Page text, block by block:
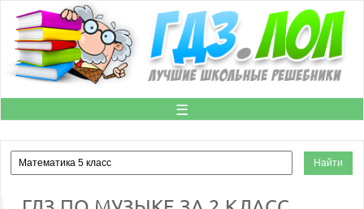
☰